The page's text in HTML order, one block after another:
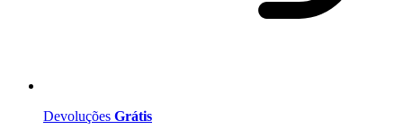
Devoluções Grátis